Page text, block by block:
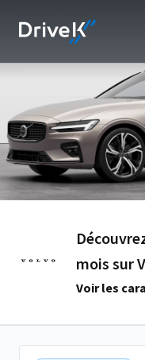
mois sur
Voir les